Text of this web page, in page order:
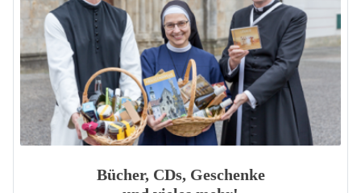
Bücher, CDs, Geschenke